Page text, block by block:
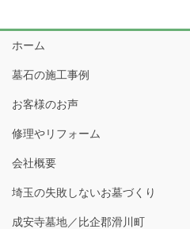
ホーム
墓石の施工事例
お客様のお声
修理やリフォーム
会社概要
埼玉の失敗しないお墓づくり
成安寺墓地／比企郡滑川町